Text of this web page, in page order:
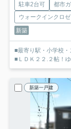
駐車2台可 都市
ウォークインクロゼ
新築
■最寄り駅・小学校・
■ＬＤＫ２２.２帖！
新築一戸建